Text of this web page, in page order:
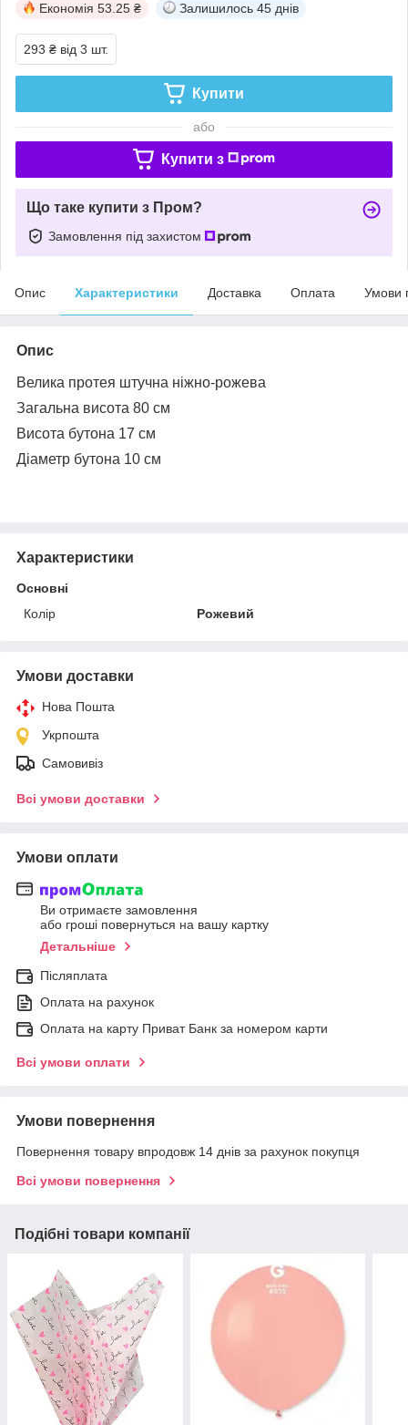
Економія 53.25 ₴ Залишилось 45 днів
293 ₴ від 3 шт.
Купити
або
Купити з
Що таке купити з Пром?
Замовлення під захистом
Опис Характеристики Доставка Оплата Умови
Опис
Велика протея штучна ніжно-рожева
Загальна висота 80 см
Висота бутона 17 см
Діаметр бутона 10 см
Характеристики
Основні
Колір
Рожевий
Умови доставки
Нова Пошта
Укрпошта
Самовивіз
Всі умови доставки
Умови оплати
Ви отримаєте замовлення
або гроші повернуться на вашу картку
Детальніше
Післяплата
Оплата на рахунок
Оплата на карту Приват Банк за номером карти
Всі умови оплати
Умови повернення
Повернення товару впродовж 14 днів за рахунок покупця
Всі умови повернення
Подібні товари компанії